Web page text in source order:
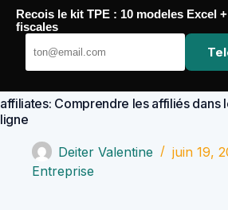
Passer
contenu
Comptabilité Job
affiliates: Comprendre les affiliés dans
ligne
Deiter Valentine
juin 19,
Entreprise
Recois le kit TPE : 10 modeles Excel
fiscales